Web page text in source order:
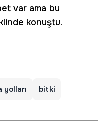
var ama bu
konuştu.
yolları bitki